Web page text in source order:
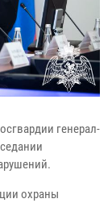
генерал-
охраны